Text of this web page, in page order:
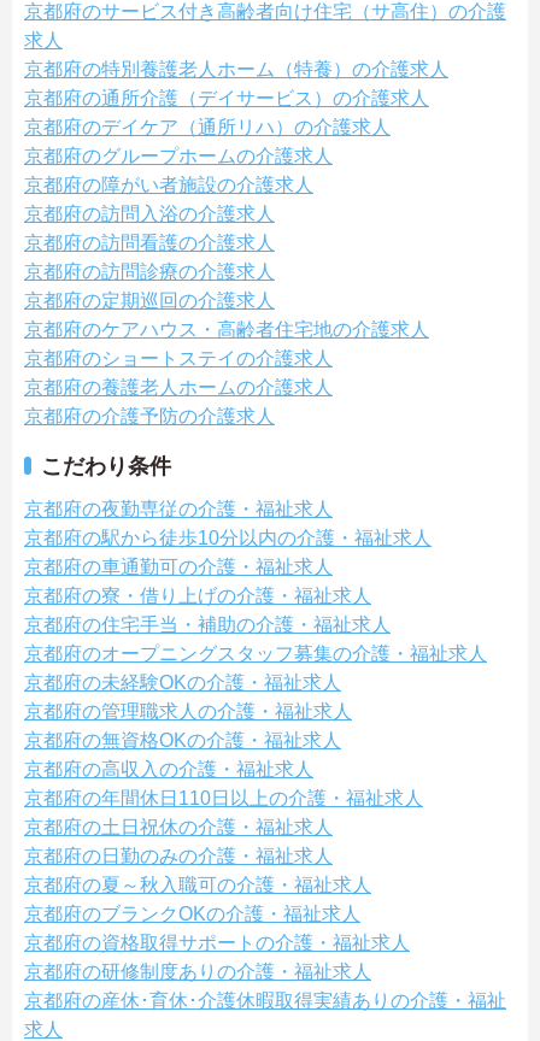
京都府のサービス付き高齢者向け住宅（サ高住）の介護
求人
京都府の特別養護老人ホーム（特養）の介護求人
京都府の通所介護（デイサービス）の介護求人
京都府のデイケア（通所リハ）の介護求人
京都府のグループホームの介護求人
京都府の障がい者施設の介護求人
京都府の訪問入浴の介護求人
京都府の訪問看護の介護求人
京都府の訪問診療の介護求人
京都府の定期巡回の介護求人
京都府のケアハウス・高齢者住宅地の介護求人
京都府のショートステイの介護求人
京都府の養護老人ホームの介護求人
京都府の介護予防の介護求人
こだわり条件
京都府の夜勤専従の介護・福祉求人
京都府の駅から徒歩10分以内の介護・福祉求人
京都府の車通勤可の介護・福祉求人
京都府の寮・借り上げの介護・福祉求人
京都府の住宅手当・補助の介護・福祉求人
京都府のオープニングスタッフ募集の介護・福祉求人
京都府の未経験OKの介護・福祉求人
京都府の管理職求人の介護・福祉求人
京都府の無資格OKの介護・福祉求人
京都府の高収入の介護・福祉求人
京都府の年間休日110日以上の介護・福祉求人
京都府の土日祝休の介護・福祉求人
京都府の日勤のみの介護・福祉求人
京都府の夏～秋入職可の介護・福祉求人
京都府のブランクOKの介護・福祉求人
京都府の資格取得サポートの介護・福祉求人
京都府の研修制度ありの介護・福祉求人
京都府の産休･育休･介護休暇取得実績ありの介護・福祉
求人